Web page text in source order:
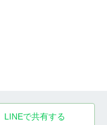
LINEで共有する